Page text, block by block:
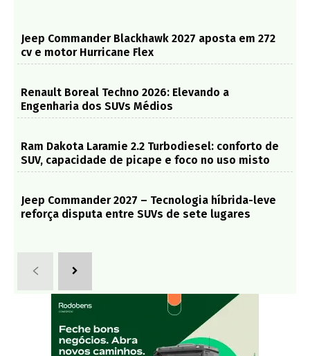
Jeep Commander Blackhawk 2027 aposta em 272
cv e motor Hurricane Flex
Renault Boreal Techno 2026: Elevando a
Engenharia dos SUVs Médios
Ram Dakota Laramie 2.2 Turbodiesel: conforto de
SUV, capacidade de picape e foco no uso misto
Jeep Commander 2027 – Tecnologia híbrida-leve
reforça disputa entre SUVs de sete lugares